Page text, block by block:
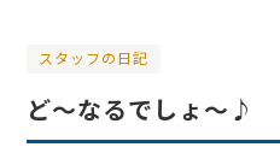
スタッフの日記
ど～なるでしょ～♪